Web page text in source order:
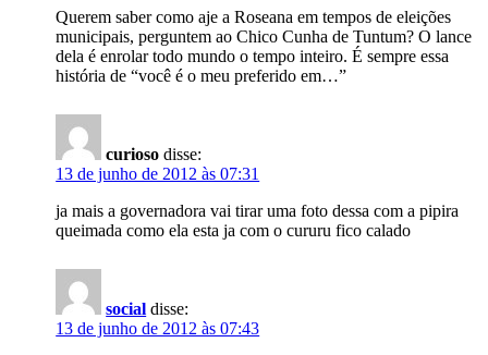
Querem saber como aje a Roseana em tempos de eleições
municipais, perguntem ao Chico Cunha de Tuntum? O lance
dela é enrolar todo mundo o tempo inteiro. É sempre essa
história de “você é o meu preferido em…”
curioso disse:
13 de junho de 2012 às 07:31
ja mais a governadora vai tirar uma foto dessa com a pipira
queimada como ela esta ja com o cururu fico calado
social disse:
13 de junho de 2012 às 07:43